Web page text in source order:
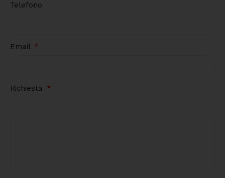
Telefono
Email
Richiesta